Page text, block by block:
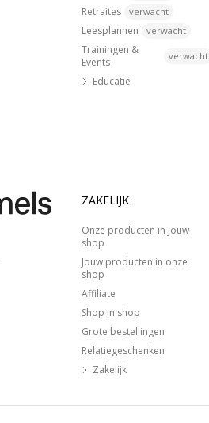
Retraites verwacht
Leesplannen verwacht
Trainingen &
Events
verwacht
Educatie
ZAKELIJK
Onze producten in jouw
shop
Jouw producten in onze
shop
Affiliate
Shop in shop
Grote bestellingen
Relatiegeschenken
Zakelijk